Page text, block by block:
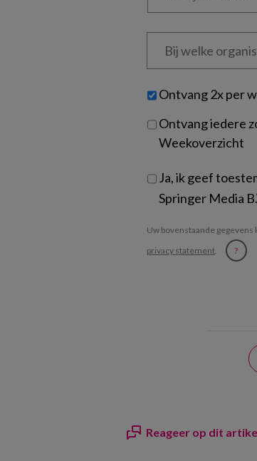
Bij
welke
je?
Untitled
Ontvang 2x per
Ontvang iedere
Weekoverzicht
Ja, ik geef
Springer Media
Uw bovenstaande
privacy statement. ?
Reageer op dit